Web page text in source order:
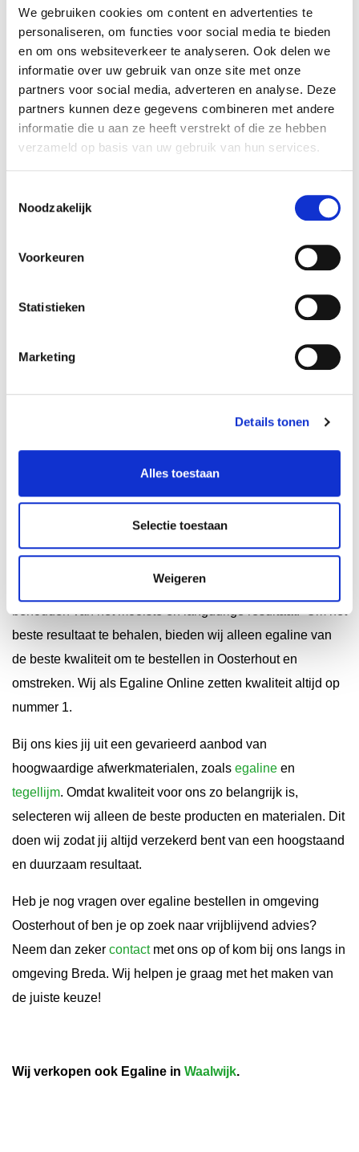
We gebruiken cookies om content en advertenties te
personaliseren, om functies voor social media te bieden
en om ons websiteverkeer te analyseren. Ook delen we
informatie over uw gebruik van onze site met onze
partners voor social media, adverteren en analyse. Deze
partners kunnen deze gegevens combineren met andere
informatie die u aan ze heeft verstrekt of die ze hebben
verzameld op basis van uw gebruik van hun services.
Noodzakelijk
Voorkeuren
Statistieken
Marketing
Details tonen
Alles toestaan
Selectie toestaan
Weigeren
Welke ondervloer is gewenst?
Welk materiaal moet er gebruikt worden?
In welke ruimte wordt er geëgaliseerd?
Een grote voorraad betekent een goede
inkopen, zijn wij in staat een goede prijs te garanderen aan
groots in te kopen voor omvangrijke projecten. Zoals we al
betekent dit dat wij altijd een ruime voorraad hebben. Dit
garanderen, waardoor jij snel voorzien zal zijn van de
Kwaliteit staat bij ons op nummer 1
natuurlijk altijd investeren in kwaliteit. Het optimaal
afwerken van een vloer of tegelwand is essentieel voor het
behouden van het mooiste en langdurige resultaat. Om het
beste resultaat te behalen, bieden wij alleen egaline van
de beste kwaliteit om te bestellen in Oosterhout en
omstreken. Wij als Egaline Online zetten kwaliteit altijd op
nummer 1.
Bij ons kies jij uit een gevarieerd aanbod van
hoogwaardige afwerkmaterialen, zoals egaline en
tegellijm. Omdat kwaliteit voor ons zo belangrijk is,
selecteren wij alleen de beste producten en materialen. Dit
doen wij zodat jij altijd verzekerd bent van een hoogstaand
en duurzaam resultaat.
Heb je nog vragen over egaline bestellen in omgeving
Oosterhout of ben je op zoek naar vrijblijvend advies?
Neem dan zeker contactmet ons op of kom bij ons langs in
omgeving Breda. Wij helpen je graag met het maken van
de juiste keuze!
Wij verkopen ook Egaline in Waalwijk.